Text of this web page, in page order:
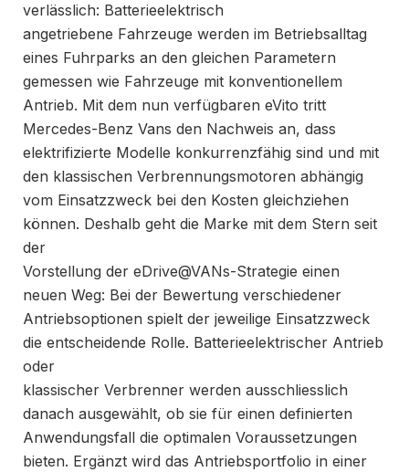
verlässlich: Batterieelektrisch
angetriebene Fahrzeuge werden im Betriebsalltag
eines Fuhrparks an den gleichen Parametern
gemessen wie Fahrzeuge mit konventionellem
Antrieb. Mit dem nun verfügbaren eVito tritt
Mercedes-Benz Vans den Nachweis an, dass
elektrifizierte Modelle konkurrenzfähig sind und mit
den klassischen Verbrennungsmotoren abhängig
vom Einsatzzweck bei den Kosten gleichziehen
können. Deshalb geht die Marke mit dem Stern seit
der
Vorstellung der eDrive@VANs-Strategie einen
neuen Weg: Bei der Bewertung verschiedener
Antriebsoptionen spielt der jeweilige Einsatzzweck
die entscheidende Rolle. Batterieelektrischer Antrieb
oder
klassischer Verbrenner werden ausschliesslich
danach ausgewählt, ob sie für einen definierten
Anwendungsfall die optimalen Voraussetzungen
bieten. Ergänzt wird das Antriebsportfolio in einer